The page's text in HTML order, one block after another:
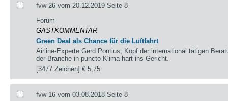
fvw 26 vom 20.12.2019 Seite 8
Forum
GASTKOMMENTAR
Green Deal als Chance für die Luftfahrt
Airline-Experte Gerd Pontius, Kopf der international tätigen
der Branche in puncto Klima hart ins Gericht.
[3477 Zeichen]€ 5,75
fvw 16 vom 03.08.2018 Seite 8